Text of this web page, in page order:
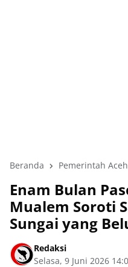
Beranda Pemerintah Aceh
Enam Bulan
Mualem Soroti
Sungai yang
Redaksi
Selasa, 9 Juni 2026